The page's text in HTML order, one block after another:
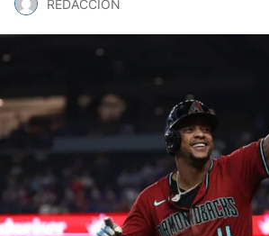
REDACCIÓN